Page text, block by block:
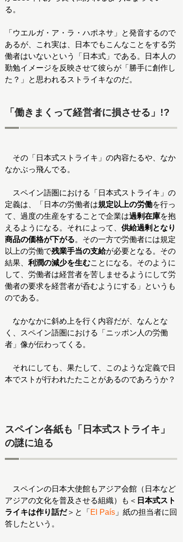
る。
「ウエルガ・ア・ラ・ハポネサ」と発音するので
あるが、これ実は、日本でもこんなことをする労
働者はいないという「日本式」である。日本人の
勤勉イメージを反映させて彼らが「勝手に創作し
た？」と思われるストライキなのだ。
「働きまくって経営者に損させる」!?
その「日本式ストライキ」の内容たるや、なか
なかぶっ飛んでる。
スペイン語圏における「日本式ストライキ」の
定義は、「日本の労働者は規定以上の労働を行っ
て、過度の生産をすることで企業は過剰在庫を抱
えるようになる。それによって、 供給過剰となり
商品の価格が下がる。その一方で労働者には規定
以上の労働で残業手当の支給が必要となる。その
結果、 利潤の減少を生むことになる。そのように
して、労働者は経営者を苦しませるようにして労
働者の要求を経営者が呑むようにする」というも
のである。
なかなかに斜め上を行く内容だが、なんとな
く、スペイン語圏における「ニッポン人の労働
者」像が伝わってくる。
それにしても、果たして、このような定義で日
本でストが行われたたことがあるのであろうか？
スペイン各紙も「日本式ストライキ」
の謎に迫る
スペインの日本大使館もアジア会館（日本など
アジアの文化を普及させる組織）も＜ 日本式スト
ライキは作り話だ＞と「 El País 」紙の担当者に回
答したという。